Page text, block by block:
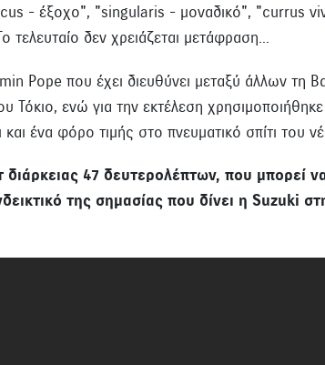
- έξοχο", "singularis - μοναδικό", "currus
δεν χρειάζεται μετάφραση...
Pope που έχει διευθύνει μεταξύ άλλων τη
ενώ για την εκτέλεση χρησιμοποιήθηκε
ένα φόρο τιμής στο πνευματικό σπίτι του
47 δευτερολέπτων, που μπορεί
της σημασίας που δίνει η Suzuki